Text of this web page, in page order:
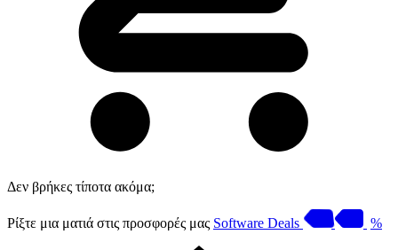
Δεν βρήκες τίποτα ακόμα;
Ρίξτε μια ματιά στις προσφορές μας Software Deals %